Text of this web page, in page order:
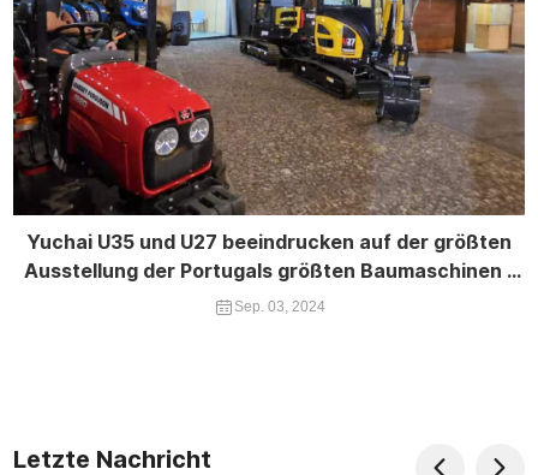
Yuchai U35 und U27 beeindrucken auf der größten
Ausstellung der Portugals größten Baumaschinen -
Expo
Sep. 03, 2024
Letzte Nachricht